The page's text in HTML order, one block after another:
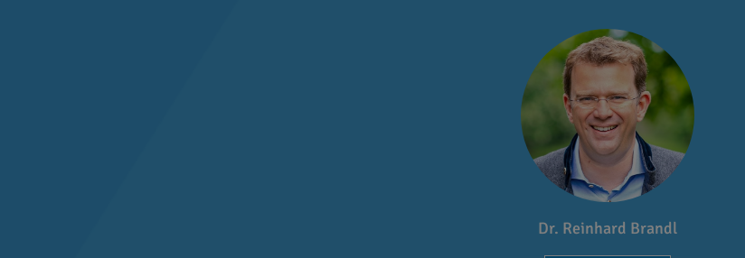
Dr. Reinhard Brandl